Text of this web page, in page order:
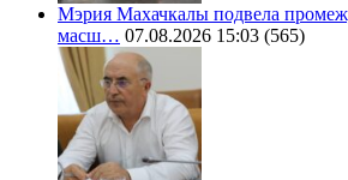
Мэрия Махачкалы подвела
масш… 07.08.2026 15:03 (565)